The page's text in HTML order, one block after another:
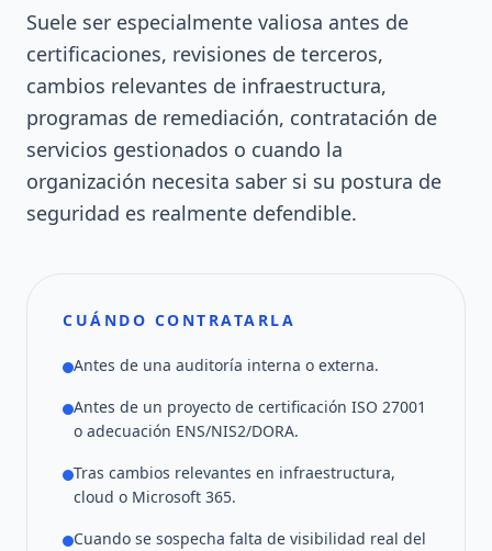
Suele ser especialmente valiosa antes de
certificaciones, revisiones de terceros,
cambios relevantes de infraestructura,
programas de remediación, contratación de
servicios gestionados o cuando la
organización necesita saber si su postura de
seguridad es realmente defendible.
CUÁNDO CONTRATARLA
Antes de una auditoría interna o externa.
Antes de un proyecto de certificación ISO 27001
o adecuación ENS/NIS2/DORA.
Tras cambios relevantes en infraestructura,
cloud o Microsoft 365.
Cuando se sospecha falta de visibilidad real del